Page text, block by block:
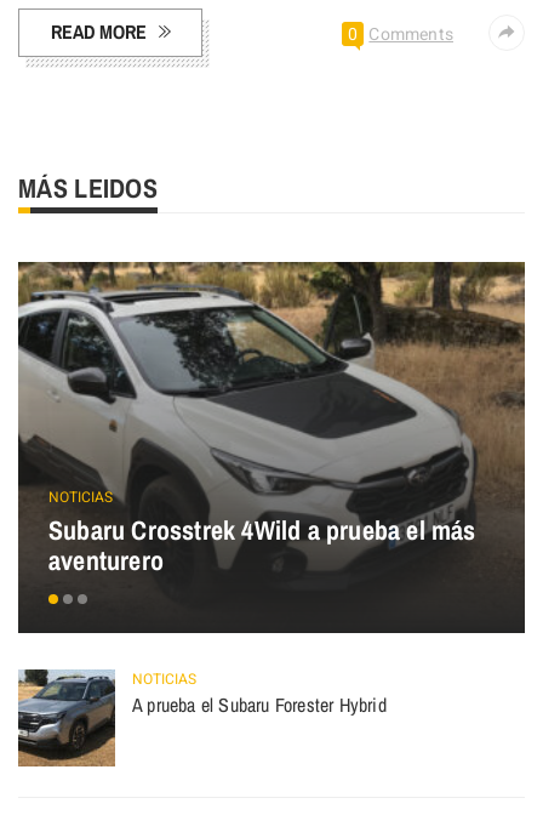
READ MORE 0 Comments
MÁS LEIDOS
NOTICIAS
Subaru Crosstrek 4Wild a prueba el más
aventurero
NOTICIAS
A prueba el Subaru Forester Hybrid